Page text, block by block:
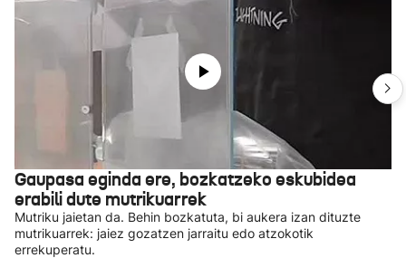
Gaupasa eginda ere, bozkatzeko eskubidea
erabili dute mutrikuarrek
Mutriku jaietan da. Behin bozkatuta, bi aukera izan dituzte
mutrikuarrek: jaiez gozatzen jarraitu edo atzokotik
errekuperatu.